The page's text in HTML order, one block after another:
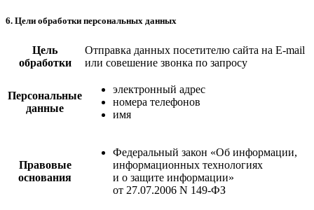
6. Цели обработки персональных данных
Цель
обработки
Отправка данных посетителю сайта на E-mail
или совешение звонка по запросу
Персональные
данные
электронный адрес
номера телефонов
имя
Правовые
основания
Федеральный закон «Об информации,
информационных технологиях
и о защите информации»
от 27.07.2006 N 149-ФЗ